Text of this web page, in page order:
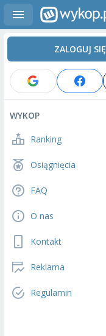
ZALOGUJ SIĘ
WYKOP
Ranking
Osiągnięcia
FAQ
O nas
Kontakt
Reklama
Regulamin